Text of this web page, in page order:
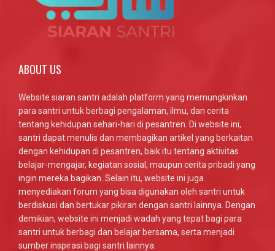
ABOUT US
Website siaran santri adalah platform yang memungkinkan
para santri untuk berbagi pengalaman, ilmu, dan cerita
tentang kehidupan sehari-hari di pesantren. Di website ini,
santri dapat menulis dan membagikan artikel yang berkaitan
dengan kehidupan di pesantren, baik itu tentang aktivitas
belajar-mengajar, kegiatan sosial, maupun cerita pribadi yang
ingin mereka bagikan. Selain itu, website ini juga
menyediakan forum yang bisa digunakan oleh santri untuk
berdiskusi dan bertukar pikiran dengan santri lainnya. Dengan
demikian, website ini menjadi wadah yang tepat bagi para
santri untuk berbagi dan belajar bersama, serta menjadi
sumber inspirasi bagi santri lainnya.